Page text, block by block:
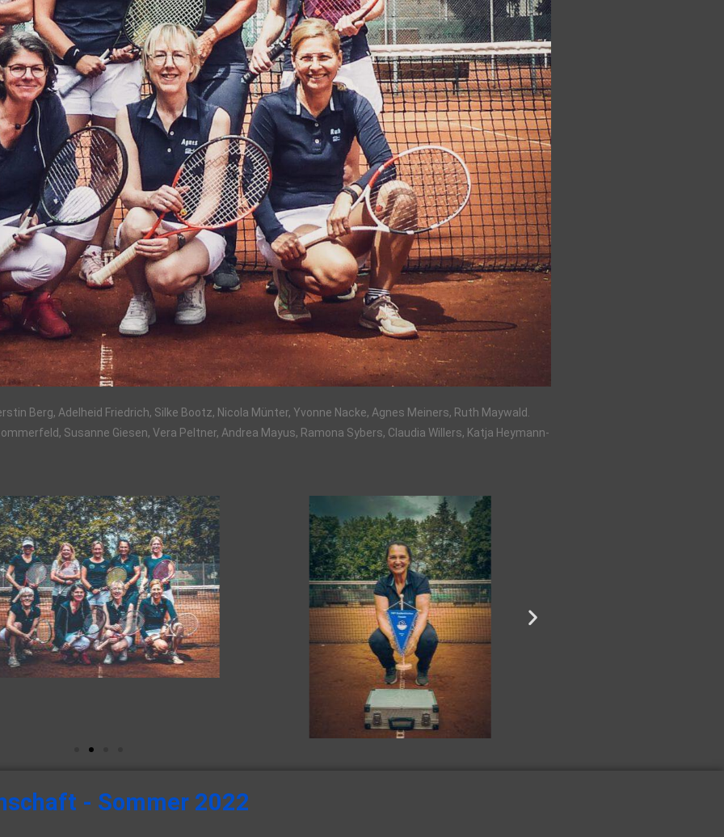
Berg, Adelheid Friedrich, Silke Bootz, Nicola Münter, Yvonne Nacke, Agnes Meiners, Ruth Maywald.
Susanne Giesen, Vera Peltner, Andrea Mayus, Ramona Sybers, Claudia Willers, Katja Heymann-
- Sommer 2022